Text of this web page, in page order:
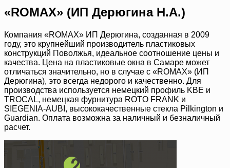
«ROMAX» (ИП Дерюгина Н.А.)
Компания «ROMAX» ИП Дерюгина, созданная в 2009
году, это крупнейший производитель пластиковых
конструкций Поволжья, идеальное соотношение цены и
качества. Цена на пластиковые окна в Самаре может
отличаться значительно, но в случае с «ROMAX» (ИП
Дерюгина), это всегда недорого и качественно. Для
производства используется немецкий профиль KBE и
TROCAL, немецкая фурнитура ROTO FRANK и
SIEGENIA-AUBI, высококачественные стекла Pilkington и
Guardian. Оплата возможна за наличный и безналичный
расчет.